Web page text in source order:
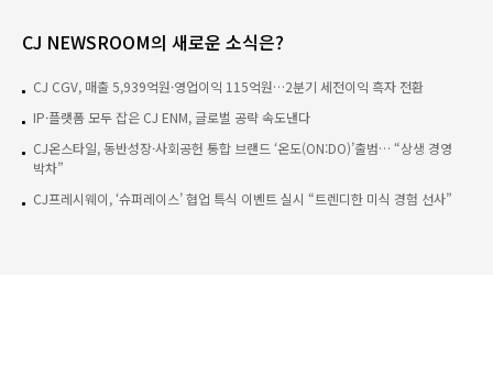
CJ NEWSROOM의 새로운 소식은?
CJ CGV, 매출 5,939억원·영업이익 115억원…2분기 세전이익 흑자 전환
IP·플랫폼 모두 잡은 CJ ENM, 글로벌 공략 속도낸다
CJ온스타일, 동반성장·사회공헌 통합 브랜드 ‘온도(ON:DO)’출범… “상생 경영
박차”
CJ프레시웨이, ‘슈퍼레이스’ 협업 특식 이벤트 실시 “트렌디한 미식 경험 선사”